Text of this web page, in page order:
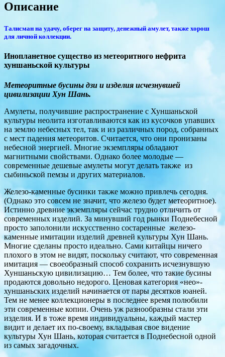
Описание
Талисман на удачу, оберег на защиту, денежный амулет, также хорош
для личной коллекции.
Инопланетное существо из метеоритного нефрита
хуншаньской культуры
Метеоритные бусины дзи и изделия исчезнувшей
цивилизации Хун Шань.
Амулеты, получившие распространение с Хуншаньской
культуры неолита изготавливаются как из кусочков упавших
на землю небесных тел, так и из различных пород, собранных
с мест падения метеоритов. Считается, что они пронизаны
небесной энергией. Многие экземпляры обладают
магнитными свойствами. Однако более молодые —
современные дешевые амулеты могут делать также из
сыбиньской пемзы и других материалов.
Железо-каменные бусинки также можно привлечь сегодня.
(Однако это совсем не значит, что железо будет метеоритное).
Истинно древние экземпляры сейчас трудно отличить от
современных изделий. За минувший год рынки Поднебесной
просто заполонили искусственно состаренные железо-
каменные имитации изделий древней культуры Хун Шань.
Многие сделаны просто идеально. Сами китайцы ничего
плохого в этом не видят, поскольку считают, что современная
имитация — своеобразный способ сохранить исчезнувшую
Хуншаньскую цивилизацию… Тем более, что такие бусины
продаются довольно недорого. Ценовая категория «нео»-
хуншаньских изделий начинается от пары десятков юаней.
Тем не менее коллекционеры в последнее время полюбили
эти современные копии. Очень уж разнообразны стали эти
изделия. И в тоже время индивидуальны, каждый мастер
видит и делает их по-своему, вкладывая свое видение
культуры Хун Шань, которая считается в Поднебесной одной
из самых загадочных.